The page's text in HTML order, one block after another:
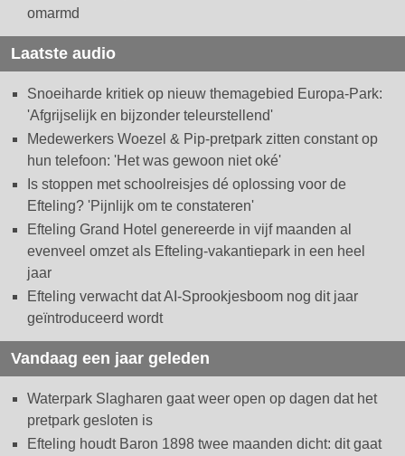
omarmd
Laatste audio
Snoeiharde kritiek op nieuw themagebied Europa-Park:
'Afgrijselijk en bijzonder teleurstellend'
Medewerkers Woezel & Pip-pretpark zitten constant op
hun telefoon: 'Het was gewoon niet oké'
Is stoppen met schoolreisjes dé oplossing voor de
Efteling? 'Pijnlijk om te constateren'
Efteling Grand Hotel genereerde in vijf maanden al
evenveel omzet als Efteling-vakantiepark in een heel
jaar
Efteling verwacht dat AI-Sprookjesboom nog dit jaar
geïntroduceerd wordt
Vandaag een jaar geleden
Waterpark Slagharen gaat weer open op dagen dat het
pretpark gesloten is
Efteling houdt Baron 1898 twee maanden dicht: dit gaat